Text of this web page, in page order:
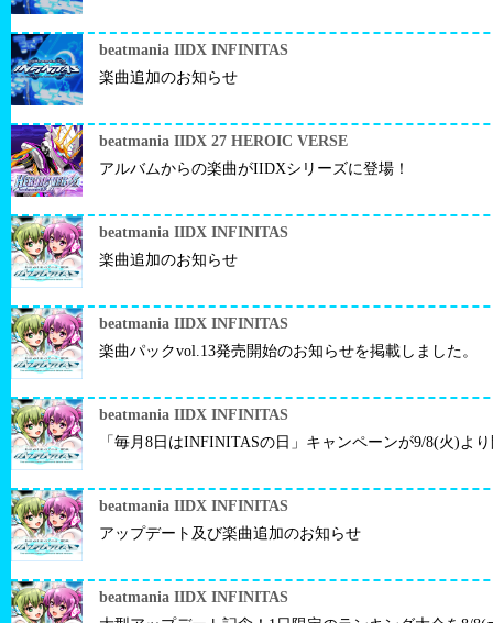
beatmania IIDX INFINITAS
楽曲追加のお知らせ
beatmania IIDX 27 HEROIC VERSE
アルバムからの楽曲がIIDXシリーズに登場！
beatmania IIDX INFINITAS
楽曲追加のお知らせ
beatmania IIDX INFINITAS
楽曲パックvol.13発売開始のお知らせを掲載しました。
beatmania IIDX INFINITAS
「毎月8日はINFINITASの日」キャンペーンが9/8(火)よ
beatmania IIDX INFINITAS
アップデート及び楽曲追加のお知らせ
beatmania IIDX INFINITAS